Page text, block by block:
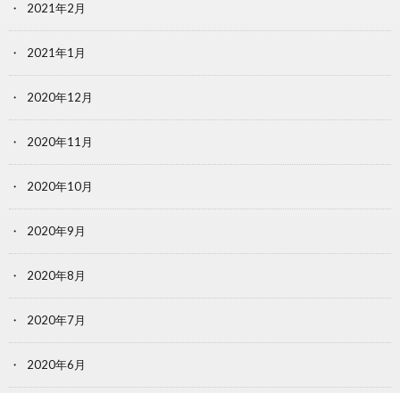
2021年2月
2021年1月
2020年12月
2020年11月
2020年10月
2020年9月
2020年8月
2020年7月
2020年6月